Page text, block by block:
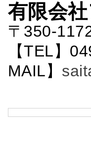
有限会
〒350-
【TEL
MAIL】